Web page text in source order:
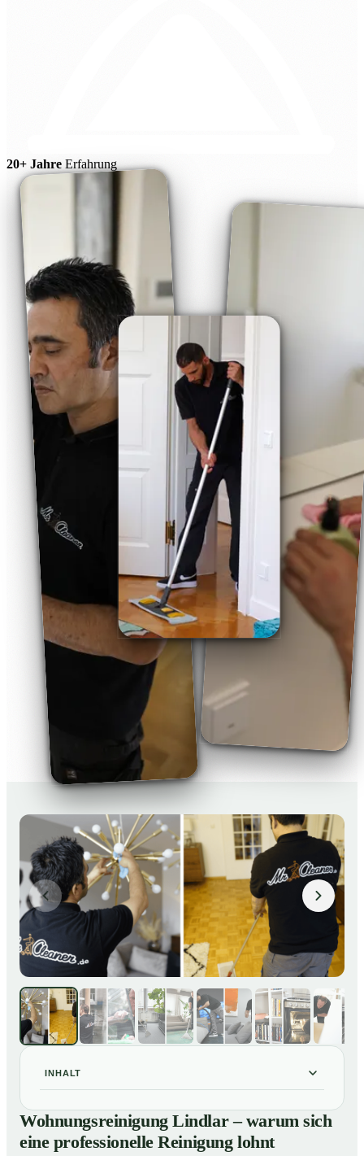
20+ Jahre Erfahrung
INHALT
01 Wohnungsreinigung Lindlar – warum sich eine
professionelle Reinigung lohnt
Wohnungsreinigung Lindlar – warum sich
eine professionelle Reinigung lohnt